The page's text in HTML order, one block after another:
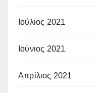
Ιούλιος 2021
Ιούνιος 2021
Απρίλιος 2021